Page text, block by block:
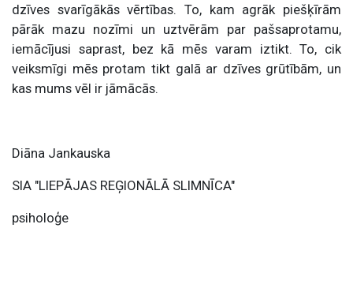
dzīves svarīgākās vērtības. To, kam agrāk piešķīrām
pārāk mazu nozīmi un uztvērām par pašsaprotamu,
iemācījusi saprast, bez kā mēs varam iztikt. To, cik
veiksmīgi mēs protam tikt galā ar dzīves grūtībām, un
kas mums vēl ir jāmācās.
Diāna Jankauska
SIA "LIEPĀJAS REĢIONĀLĀ SLIMNĪCA"
psiholoģe